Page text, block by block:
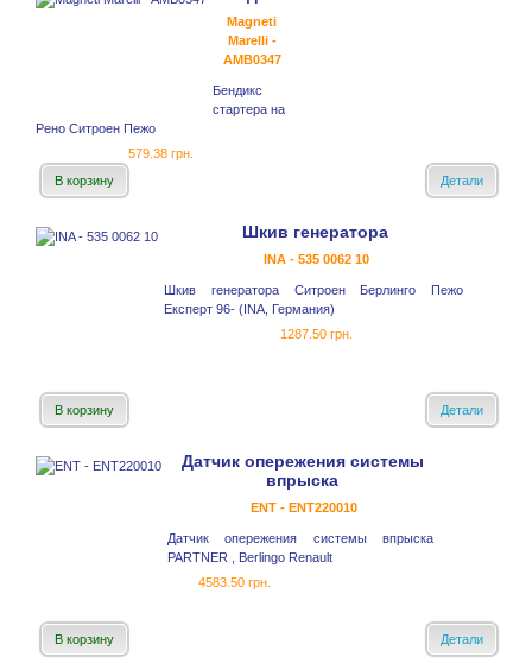
Magneti
Marelli -
AMB0347
Бендикс
стартера на
Рено Ситроен Пежо
579.38 грн.
В корзину
Детали
Шкив генератора
INA - 535 0062 10
Шкив генератора Ситроен Берлинго Пежо
Експерт 96- (INA, Германия)
1287.50 грн.
В корзину Детали
Датчик опережения системы
впрыска
ENT - ENT220010
Датчик опережения системы впрыска
PARTNER , Berlingo Renault
4583.50 грн.
В корзину Детали